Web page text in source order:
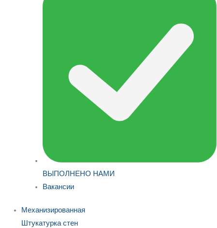
ВЫПОЛНЕНО НАМИ
Вакансии
Механизированная
Штукатурка стен